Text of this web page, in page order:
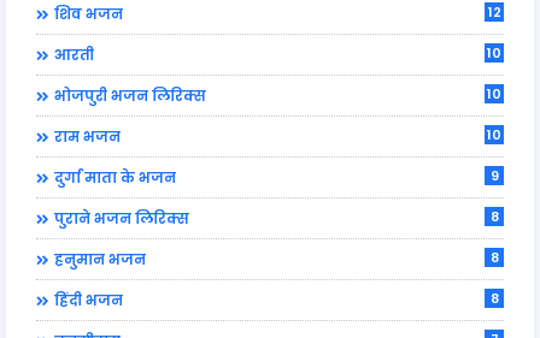
शिव भजन 12
आरती 10
भोजपुरी भजन लिरिक्स 10
राम भजन 10
दुर्गा माता के भजन 9
पुराने भजन लिरिक्स 8
हनुमान भजन 8
हिंदी भजन 8